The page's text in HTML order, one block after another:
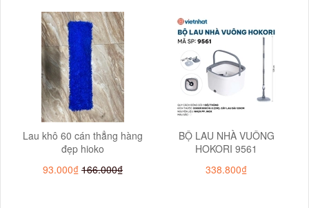
Lau khô 60 cán thẳng hàng
đẹp hioko
93.000₫ 166.000₫
BỘ LAU NHÀ VUÔNG
HOKORI 9561
338.800₫